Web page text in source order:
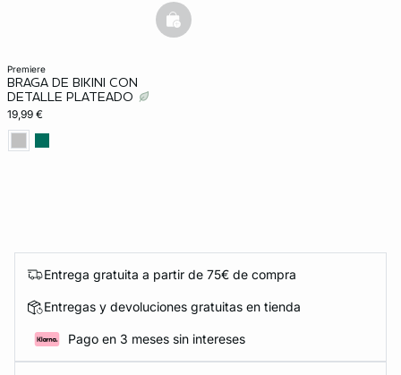
premiere
BRAGA DE BIKINI CON
DETALLE PLATEADO
19,99 €
basketfull
Entrega gratuita a partir de 75€ de compra
Entregas y devoluciones gratuitas en tienda
Pago en 3 meses sin intereses